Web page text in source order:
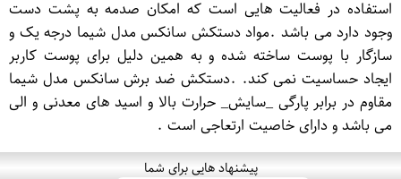
استفاده در فعالیت هایی است که امکان صدمه به پشت دست
وجود دارد می باشد .مواد دستکش سانکس مدل شیما درجه یک و
سازگار با پوست ساخته شده و به همین دلیل برای پوست کاربر
ایجاد حساسیت نمی کند. .دستکش ضد برش سانکس مدل شیما
مقاوم در برابر پارگی _سایش_ حرارت بالا و اسید های معدنی و الی
می باشد و دارای خاصیت ارتعاجی است .
پیشنهاد هایی برای شما